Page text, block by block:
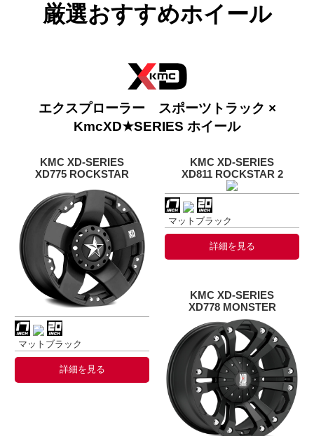
厳選おすすめホイール
エクスプローラー スポーツトラック ×
KmcXD★SERIES ホイール
KMC XD-SERIES
XD775 ROCKSTAR
マットブラック
詳細を見る
KMC XD-SERIES
XD811 ROCKSTAR 2
マットブラック
詳細を見る
KMC XD-SERIES
XD778 MONSTER